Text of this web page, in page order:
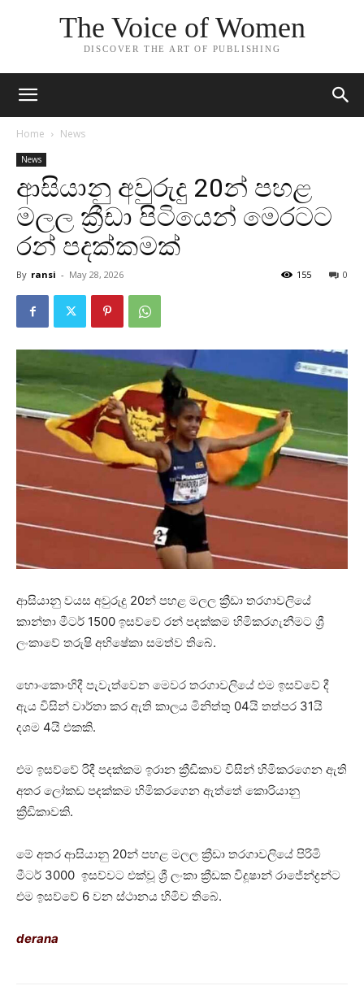
The Voice of Women
DISCOVER THE ART OF PUBLISHING
Home News
News
ආසියානු අවුරුදු 20න් පහළ
මලල ක්‍රීඩා පිටියෙන් මෙරටට
රන් පදක්කමක්
By ransi - May 28, 2026 0
155
ආසියානු වයස අවුරුදු 20න් පහළ මලල ක්‍රීඩා තරගාවලියේ
කාන්තා මීටර් 1500 ඉසව්වේ රන් පදක්කම හිමිකරගැනීමට ශ්‍රී
ලංකාවේ තරුෂි අභිෂේකා සමත්ව තිබේ.
හොංකොංහිදී පැවැත්වෙන මෙවර තරගාවලියේ එම ඉසව්වේ දී
ඇය විසින් වාර්තා කර ඇති කාලය මිනිත්තු 04යි තත්පර 31යි
දශම 4යි එකකි.
එම ඉසව්වේ රිදී පදක්කම ඉරාන ක්‍රීඩිකාව විසින් හිමිකරගෙන ඇති
අතර ලෝකඩ පදක්කම හිමිකරගෙන ඇත්තේ කොරියානු
ක්‍රීඩිකාවකි.
මේ අතර ආසියානු 20න් පහළ මලල ක්‍රීඩා තරගාවලියේ පිරිමි
මීටර් 3000 ඉසව්වට එක්වූ ශ්‍රී ලංකා ක්‍රීඩක විදූෂාන් රාජේන්ද්‍රන්ට
එම ඉසව්වේ 6 වන ස්ථානය හිමිව තිබේ.
derana